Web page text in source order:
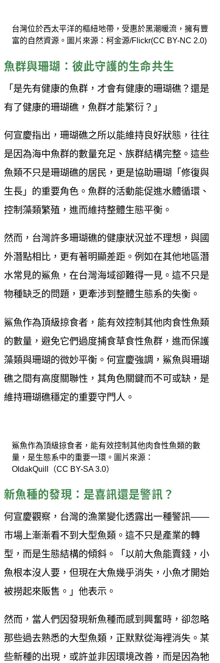
台灣位於西太平洋的樞紐地帶，受惠於黑潮暖流，擁有豐
富的自然資源。圖片來源：柯金源/Flickr(CC BY-NC 2.0)
魚群與珊瑚：彼此守護的生命共生
「是先有健康的魚群，才會有健康的珊瑚礁？還是
有了健康的珊瑚礁，魚群才能繁衍？」
何宣慶指出，珊瑚礁之所以能維持良好狀態，往往
是因為海中魚群的數量充足、族群結構完整。這些
魚類不只是珊瑚礁的居民，更是協助珊瑚「修復與
生長」的重要角色。魚群的活動能促進水體循環、
控制藻類繁殖，進而維持整體生態平衡。
然而，台灣許多珊瑚礁的健康狀況並不理想，與國
外潛點相比，更有著明顯差距。例如在其他地區潛
水常見的鯊魚，在台灣海域卻難得一見。這不只是
物種缺乏的問題，更牽涉到整體生態系的失衡。
鯊魚作為頂級掠食者，能有效控制其他肉食性魚類
的數量，避免它們過度捕食草食性魚群，進而保護
藻類與珊瑚的微妙平衡。何宣慶強調，鯊魚與珊瑚
礁之間有高度關聯性，其角色關鍵而不可或缺，是
維持珊瑚礁穩定的重要守門人。
鯊魚作為頂級掠食者，能有效控制其他肉食性魚類的數
量，是生態系中的重要一環。圖片來源：
OldakQuill（CC BY-SA 3.0）
新魚種的發現：是喜訊還是警訊？
何宣慶觀察，台灣的漁業變化透露出一種警訊——
市場上漸漸看不到大型魚類。這不只是產業的轉
型，而是生態結構的傾斜。「以前大魚能賣錢，小
魚根本沒人要，但現在大魚幾乎消失，小魚才開始
被撈起來販售。」他表示。
然而，當人們因發現新魚種而感到興奮時，卻忽略
那些過去熟悉的大型魚類，正默默從海裡消失。某
些新種的出現，或許並非因環境改善，而是因為牠